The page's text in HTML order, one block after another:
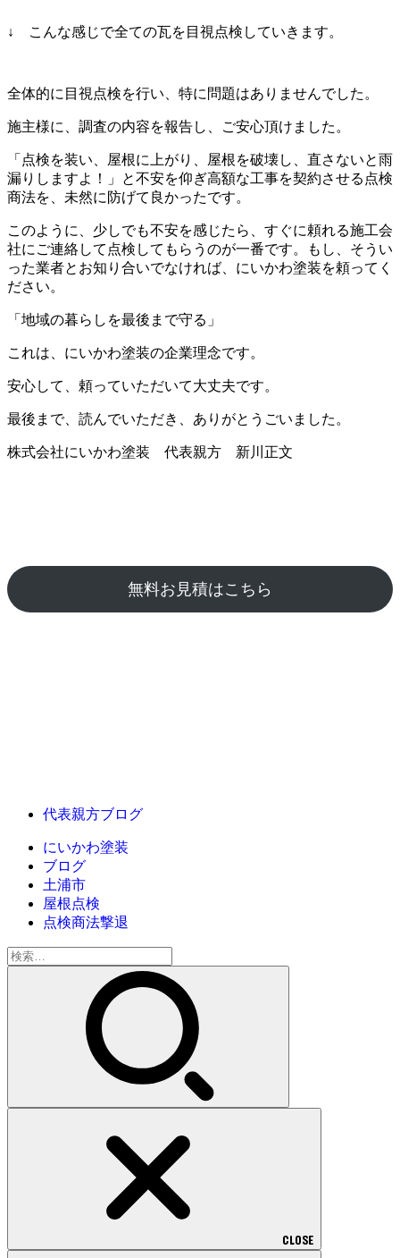
↓ こんな感じで全ての瓦を目視点検していきます。
全体的に目視点検を行い、特に問題はありませんでした。
施主様に、調査の内容を報告し、ご安心頂けました。
「点検を装い、屋根に上がり、屋根を破壊し、直さないと雨
漏りしますよ！」と不安を仰ぎ高額な工事を契約させる点検
商法を、未然に防げて良かったです。
このように、少しでも不安を感じたら、すぐに頼れる施工会
社にご連絡して点検してもらうのが一番です。もし、そうい
った業者とお知り合いでなければ、にいかわ塗装を頼ってく
ださい。
「地域の暮らしを最後まで守る」
これは、にいかわ塗装の企業理念です。
安心して、頼っていただいて大丈夫です。
最後まで、読んでいただき、ありがとうごいました。
株式会社にいかわ塗装 代表親方 新川正文
無料お見積はこちら
代表親方ブログ
にいかわ塗装
ブログ
土浦市
屋根点検
点検商法撃退
検
索:
CLOSE